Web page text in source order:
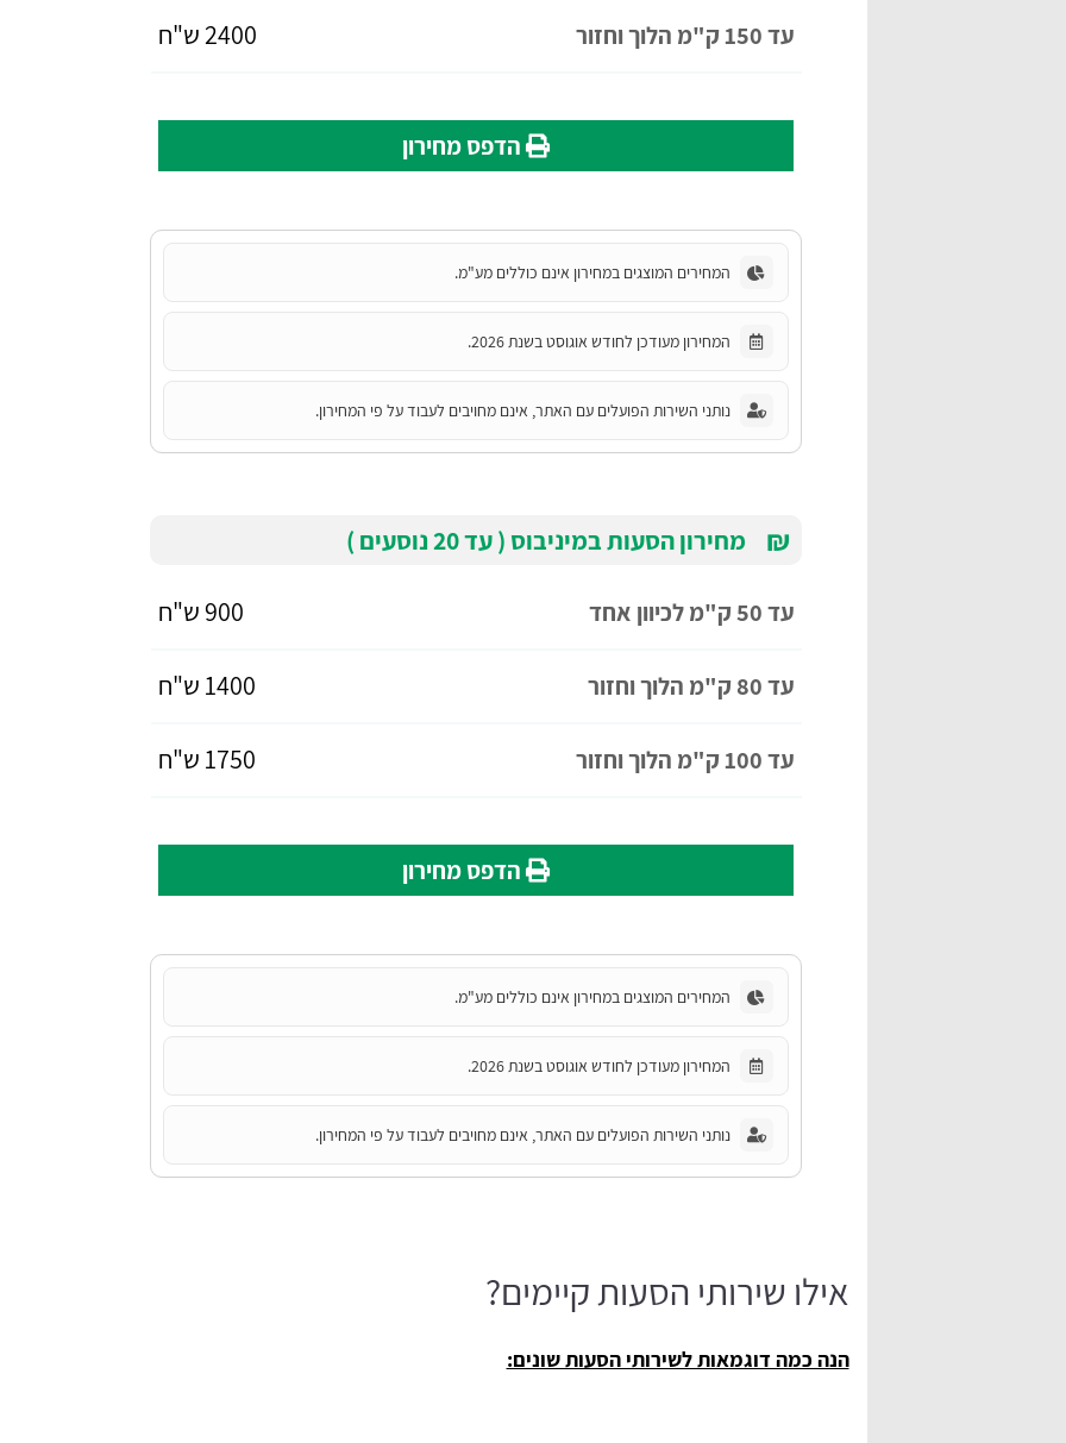
עד 150 ק"מ הלוך וחזור 2400 ש"ח
הדפס מחירון
המחירים המוצגים במחירון אינם כוללים מע"מ.
המחירון מעודכן לחודש אוגוסט בשנת 2026.
נותני השירות הפועלים עם האתר, אינם מחויבים לעבוד על פי המחירון.
₪ מחירון הסעות במיניבוס ( עד 20 נוסעים )
עד 50 ק"מ לכיוון אחד 900 ש"ח
עד 80 ק"מ הלוך וחזור 1400 ש"ח
עד 100 ק"מ הלוך וחזור 1750 ש"ח
הדפס מחירון
המחירים המוצגים במחירון אינם כוללים מע"מ.
המחירון מעודכן לחודש אוגוסט בשנת 2026.
נותני השירות הפועלים עם האתר, אינם מחויבים לעבוד על פי המחירון.
אילו שירותי הסעות קיימים?
הנה כמה דוגמאות לשירותי הסעות שונים: